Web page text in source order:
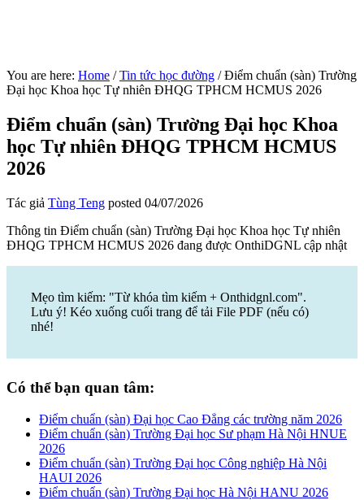
You are here: Home / Tin tức học đường /Điểm chuẩn (sàn) Trường
Đại học Khoa học Tự nhiên ĐHQG TPHCM HCMUS 2026
Điểm chuẩn (sàn) Trường Đại học Khoa
học Tự nhiên ĐHQG TPHCM HCMUS
2026
Tác giả Tùng Teng posted 04/07/2026
Thông tin Điểm chuẩn (sàn) Trường Đại học Khoa học Tự nhiên
ĐHQG TPHCM HCMUS 2026 đang được OnthiDGNL cập nhật
Mẹo tìm kiếm: "Từ khóa tìm kiếm + Onthidgnl.com".
Lưu ý! Kéo xuống cuối trang để tải File PDF (nếu có)
nhé!
Có thể bạn quan tâm:
Điểm chuẩn (sàn) Đại học Cao Đẳng các trường năm 2026
Điểm chuẩn (sàn) Trường Đại học Sư phạm Hà Nội HNUE
2026
Điểm chuẩn (sàn) Trường Đại học Công nghiệp Hà Nội
HAUI 2026
Điểm chuẩn (sàn) Trường Đại học Hà Nội HANU 2026